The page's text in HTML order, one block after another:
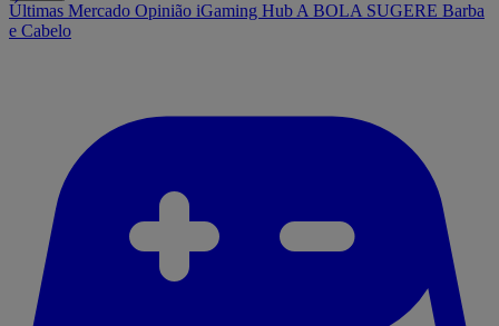
Últimas Mercado Opinião iGaming Hub A BOLA SUGERE Barba
e Cabelo